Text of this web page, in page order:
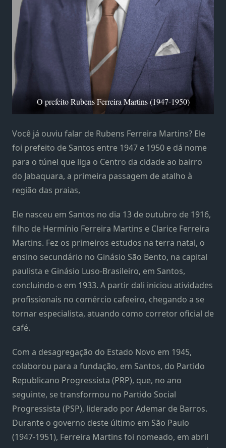
O prefeito Rubens Ferreira Martins (1947-1950)
Você já ouviu falar de Rubens Ferreira Martins? Ele
foi prefeito de Santos entre 1947 e 1950 e dá nome
para o túnel que liga o Centro da cidade ao bairro
do Jabaquara, a primeira passagem de atalho à
região das praias,
Ele nasceu em Santos no dia 13 de outubro de 1916,
filho de Hermínio Ferreira Martins e Clarice Ferreira
Martins. Fez os primeiros estudos na terra natal, o
ensino secundário no Ginásio São Bento, na capital
paulista e Ginásio Luso-Brasileiro, em Santos,
concluindo-o em 1933. A partir dali iniciou atividades
profissionais no comércio cafeeiro, chegando a se
tornar especialista, atuando como corretor oficial de
café.
Com a desagregação do Estado Novo em 1945,
colaborou para a fundação, em Santos, do Partido
Republicano Progressista (PRP), que, no ano
seguinte, se transformou no Partido Social
Progressista (PSP), liderado por Ademar de Barros.
Durante o governo deste último em São Paulo
(1947-1951), Ferreira Martins foi nomeado, em abril